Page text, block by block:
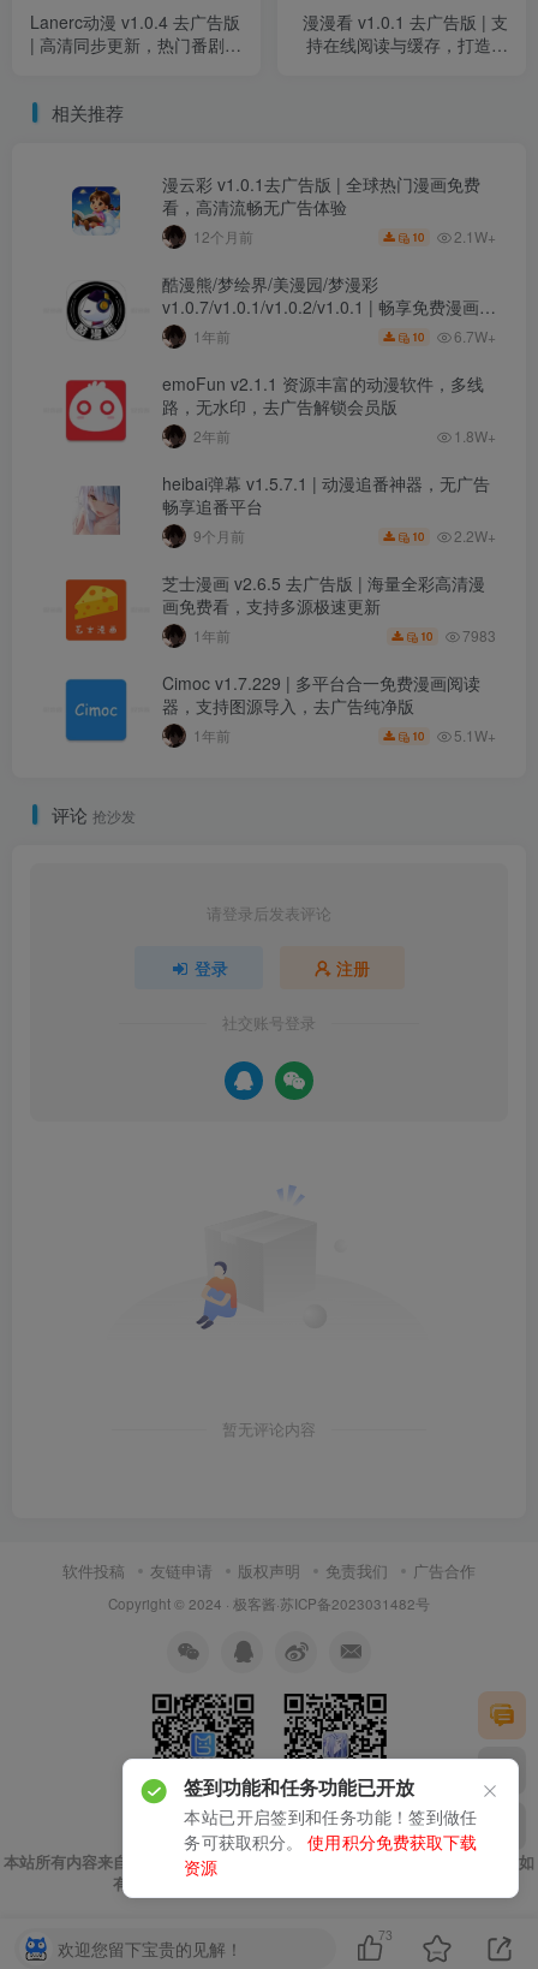
Lanerc动漫 v1.0.4 去广告版
| 高清同步更新，热门番剧免
漫漫看 v1.0.1 去广告版 | 支
持在线阅读与缓存，打造沉
相关推荐
漫云彩 v1.0.1去广告版 | 全球热门漫画免费
看，高清流畅无广告体验
12个月前 10 2.1W+
酷漫熊/梦绘界/美漫园/梦漫彩
v1.0.7/v1.0.1/v1.0.2/v1.0.1 | 畅享免费漫画阅
读，纯净无广告版
1年前 10 6.7W+
emoFun v2.1.1 资源丰富的动漫软件，多线
路，无水印，去广告解锁会员版
2年前 1.8W+
heibai弹幕 v1.5.7.1 | 动漫追番神器，无广告
畅享追番平台
9个月前 10 2.2W+
芝士漫画 v2.6.5 去广告版 | 海量全彩高清漫
画免费看，支持多源极速更新
1年前 10 7983
Cimoc v1.7.229 | 多平台合一免费漫画阅读
器，支持图源导入，去广告纯净版
1年前 10 5.1W+
评论 抢沙发
请登录后发表评论
登录 注册
社交账号登录
暂无评论内容
软件投稿 友链申请 版权声明 免责我们 广告合作
Copyright © 2024 · 极客酱·苏ICP备2023031482号
关注公众号 扫码加微信
本站所有内容来自互联网收集，仅供用于学习和交流，请勿用于商业用途。如
有侵权、不妥之处，请第一时间联系我们删除
欢迎您留下宝贵的见解！
73
签到功能和任务功能已开放
本站已开启签到和任务功能！签到做任
务可获取积分。
使用积分免费获取下载
资源